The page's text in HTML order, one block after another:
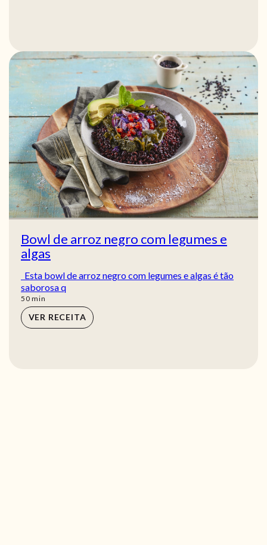
Bowl de arroz negro com legumes e
algas
Esta bowl de arroz negro com legumes e algas é tão
saborosa q
50min
min
VER RECEITA